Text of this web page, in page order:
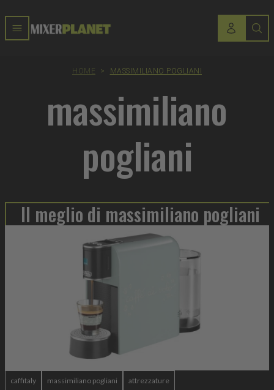
HOME > MASSIMILIANO POGLIANI
massimiliano
pogliani
Il meglio di massimiliano pogliani
caffitaly massimiliano pogliani attrezzature